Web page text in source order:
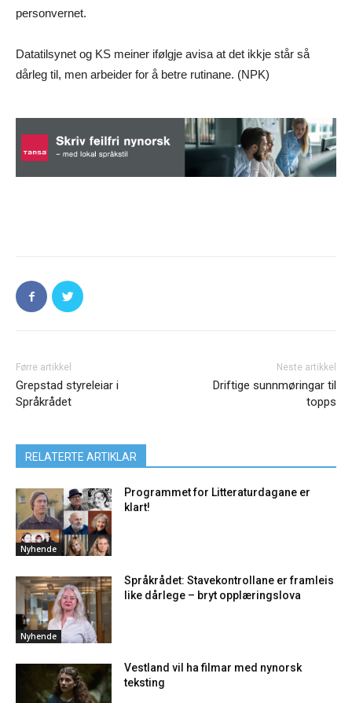
personvernet.
Datatilsynet og KS meiner ifølgje avisa at det ikkje står så
dårleg til, men arbeider for å betre rutinane. (NPK)
Førre artikkel
Grepstad styreleiar i
Språkrådet
Neste artikkel
Driftige sunnmøringar til
topps
RELATERTE ARTIKLAR
Nyhende
Programmet for Litteraturdagane er
klart!
Nyhende
Språkrådet: Stavekontrollane er framleis
like dårlege – bryt opplæringslova
Vestland vil ha filmar med nynorsk
teksting